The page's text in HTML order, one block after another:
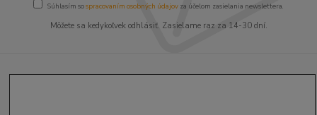
Súhlasím sospracovaním osobných údajov za účelom zasielania newslettera.
Môžete sa kedykoľvek odhlásiť. Zasielame raz za 14-30 dní.